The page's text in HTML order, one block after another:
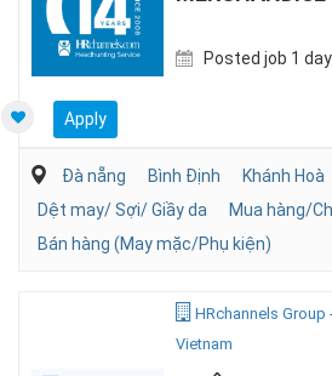
Posted job 1
Apply
Đà nẵng Bình Định
Khánh Hoà
Dệt may/ Sợi/ Giầy da
Mua hàng/
Bán hàng (May mặc/Phụ kiện)
HRchannels Group
Vietnam